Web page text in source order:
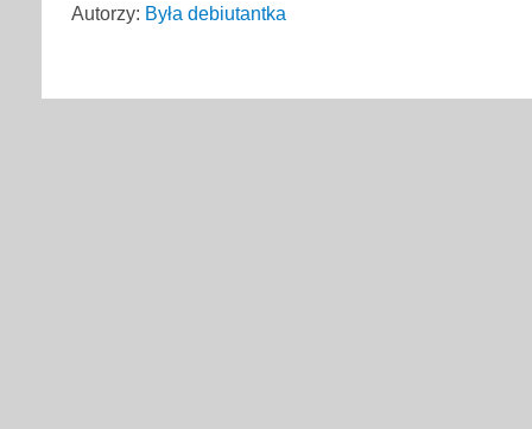
Autorzy: Była debiutantka